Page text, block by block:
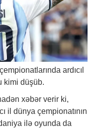
ardıcıl
kimi düşüb.
xəbər verir ki,
il dünya çempionatının
ilə oyunda da